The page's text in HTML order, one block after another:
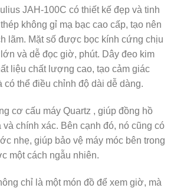
JAH-100C có thiết kế đẹp và tinh
không gỉ mạ bạc cao cấp, tạo nên
lãm. Mặt số được bọc kính cứng chịu
và dễ đọc giờ, phút. Dây đeo kim
liệu chất lượng cao, tạo cảm giác
có thể điều chỉnh độ dài dễ dàng.
cơ cấu máy Quartz , giúp đồng hồ
chính xác. Bên cạnh đó, nó cũng có
nhẹ, giúp bảo vệ máy móc bên trong
một cách ngẫu nhiên.
chỉ là một món đồ để xem giờ, mà